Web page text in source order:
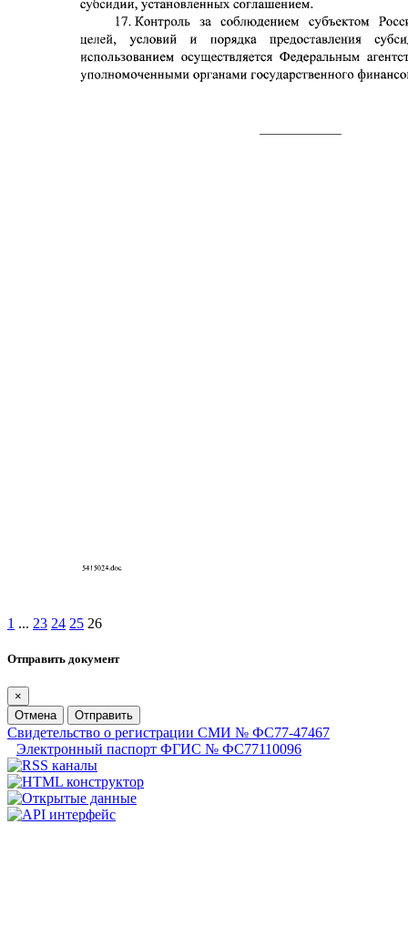
1 ... 23 24 25 26
Отправить документ
×
Отмена
Отправить
Свидетельство о регистрации СМИ № ФС77-47467
Электронный паспорт ФГИС № ФС77110096